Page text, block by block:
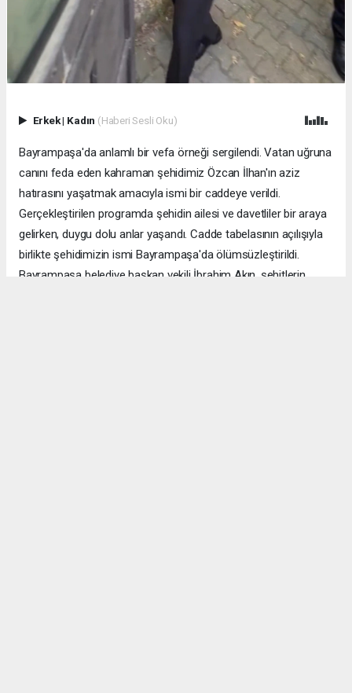
Erkek| Kadın (Haberi Sesli Oku)
Bayrampaşa'da anlamlı bir vefa örneği sergilendi. Vatan uğruna
canını feda eden kahraman şehidimiz Özcan İlhan'ın aziz
hatırasını yaşatmak amacıyla ismi bir caddeye verildi.
Gerçekleştirilen programda şehidin ailesi ve davetliler bir araya
gelirken, duygu dolu anlar yaşandı. Cadde tabelasının açılışıyla
birlikte şehidimizin ismi Bayrampaşa'da ölümsüzleştirildi.
Bayrampaşa belediye başkan vekili İbrahim Akın, şehitlerin